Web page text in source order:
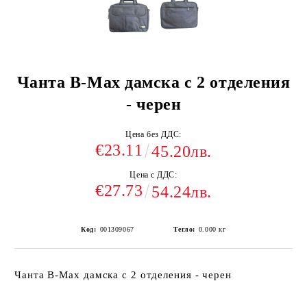
Чанта B-Max дамска с 2 отделения
- черен
Цена без ДДС:
€23.11 45.20лв.
Цена с ДДС:
€27.73 54.24лв.
Код: 001309067 Тегло: 0.000 кг
Чанта B-Max дамска с 2 отделения - черен